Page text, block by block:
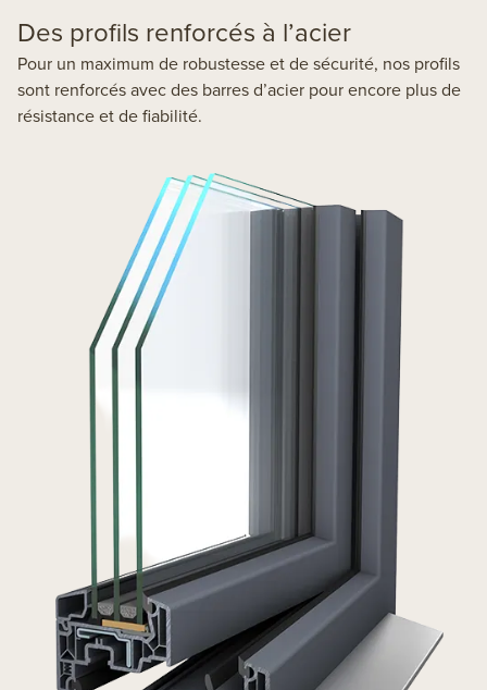
Des profils renforcés à l’acier
Pour un maximum de robustesse et de sécurité, nos profils
sont renforcés avec des barres d’acier pour encore plus de
résistance et de fiabilité.